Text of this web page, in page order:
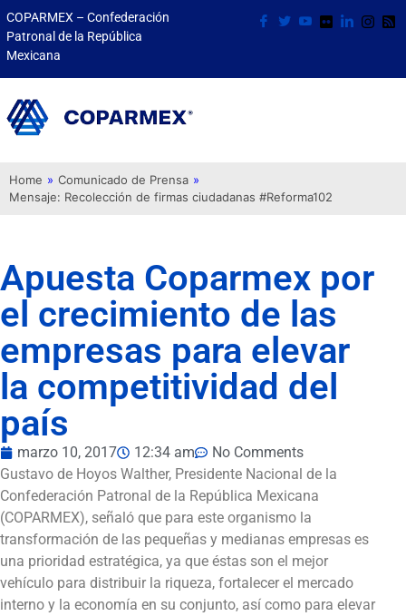
COPARMEX – Confederación
Patronal de la República
Mexicana
Home » Comunicado de Prensa »
Mensaje: Recolección de firmas ciudadanas #Reforma102
Apuesta Coparmex por
el crecimiento de las
empresas para elevar
la competitividad del
país
marzo 10, 2017 12:34 am
No Comments
Gustavo de Hoyos Walther, Presidente Nacional de la
Confederación Patronal de la República Mexicana
(COPARMEX), señaló que para este organismo la
transformación de las pequeñas y medianas empresas es
una prioridad estratégica, ya que éstas son el mejor
vehículo para distribuir la riqueza, fortalecer el mercado
interno y la economía en su conjunto, así como para elevar